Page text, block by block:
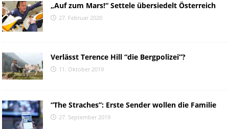
„Auf zum Mars!“ Settele übersiedelt Österreich
27. Februar 2020
Verlässt Terence Hill “die Bergpolizei”?
11. Oktober 2019
“The Straches”: Erste Sender wollen die Familie
27. September 2019